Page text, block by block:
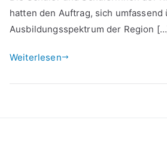
Helmholtz-
hatten den Auftrag, sich
Ausbildungsspektrum der Region
Weiterlesen